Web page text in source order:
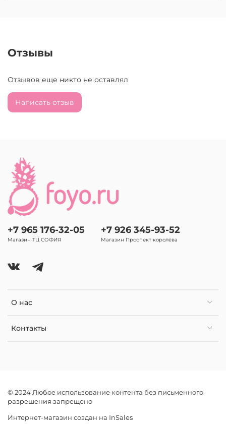
Отзывы
Отзывов еще никто не оставлял
Написать отзыв
О нас
Контакты
+7 965 176-32-05
Магазин ТЦ СОФИЯ
+7 926 345-93-52
Магазин Проспект королёва
© 2024 Любое использование контента без письменного
разрешения запрещено
Интернет-магазин создан на InSales